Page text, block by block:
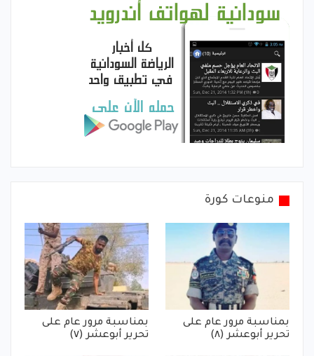
منوعات كورة
بمناسبة مرور عام على
تحرير أبوعشر (٨)
بمناسبة مرور عام على
تحرير أبوعشر (٧)